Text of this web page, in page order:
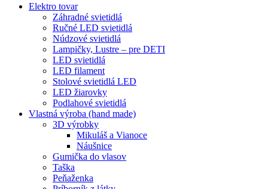
Elektro tovar
Záhradné svietidlá
Ručné LED svietidlá
Núdzové svietidlá
Lampičky, Lustre – pre DETI
LED svietidlá
LED filament
Stolové svietidlá LED
LED žiarovky
Podlahové svietidlá
Vlastná výroba (hand made)
3D výrobky
Mikuláš a Vianoce
Náušnice
Gumička do vlasov
Taška
Peňaženka